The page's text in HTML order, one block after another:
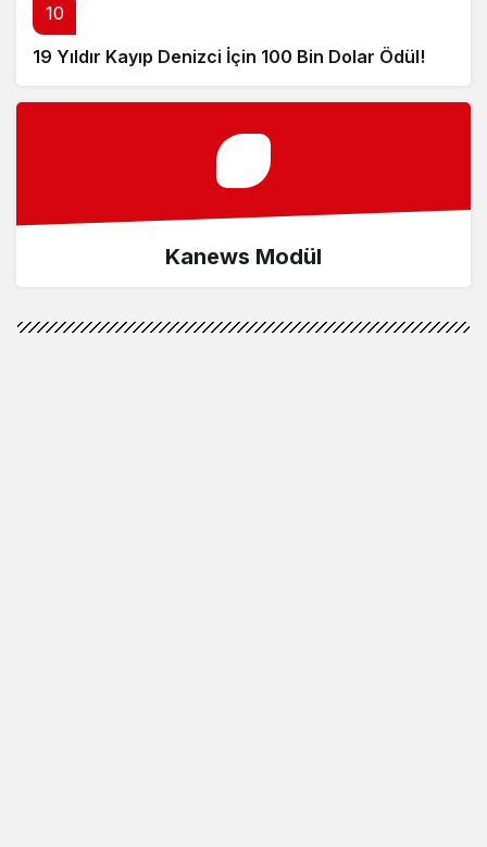
10
19 Yıldır Kayıp Denizci İçin 100 Bin Dolar Ödül!
Kanews Modül